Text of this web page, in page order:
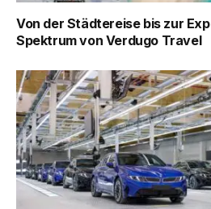
Von der Städtereise bis zur
Spektrum von Verdugo Travel